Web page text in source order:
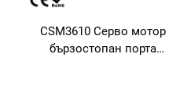
CSM3610 Серво мотор
бързостопан порта